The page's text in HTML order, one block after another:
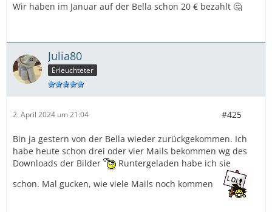
Wir haben im Januar auf der Bella schon 20 € bezahlt 🤔
Julia80
Erleuchteter
2. April 2024 um 21:04 #425
Bin ja gestern von der Bella wieder zurückgekommen. Ich
habe heute schon drei oder vier Mails bekommen wg des
Downloads der Bilder
Runtergeladen habe ich sie
schon. Mal gucken, wie viele Mails noch kommen